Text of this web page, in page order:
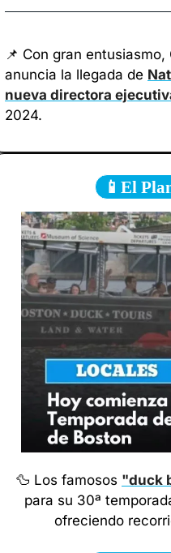
📌 Con gran
anuncia la llegada de
nueva directora
2024.
📱El
🦆 Los famosos "duck
para su 30ª
ofreciendo